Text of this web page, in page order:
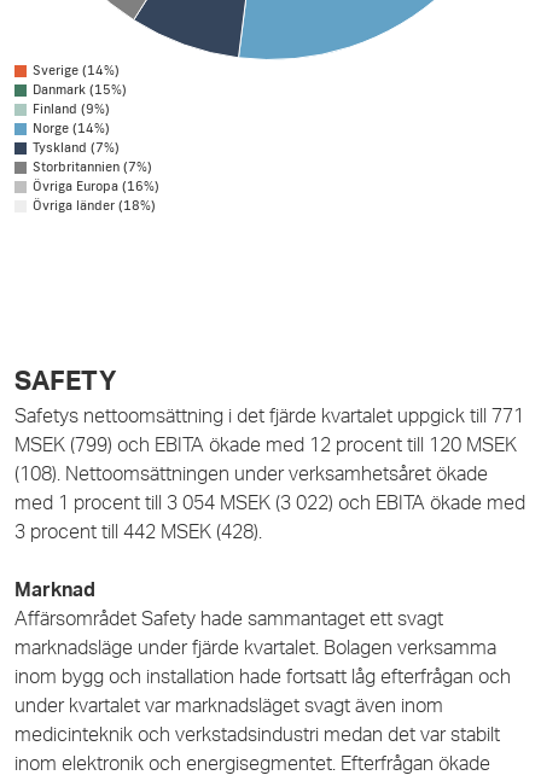
Sverige (14%)
Danmark (15%)
Finland (9%)
Norge (14%)
Tyskland (7%)
Storbritannien (7%)
Övriga Europa (16%)
Övriga länder (18%)
SAFETY
Safetys nettoomsättning i det fjärde kvartalet uppgick till 771
MSEK (799) och EBITA ökade med 12 procent till 120 MSEK
(108). Nettoomsättningen under verksamhetsåret ökade
med 1 procent till 3 054 MSEK (3 022) och EBITA ökade med
3 procent till 442 MSEK (428).
Marknad
Affärsområdet Safety hade sammantaget ett svagt
marknadsläge under fjärde kvartalet. Bolagen verksamma
inom bygg och installation hade fortsatt låg efterfrågan och
under kvartalet var marknadsläget svagt även inom
medicinteknik och verkstadsindustri medan det var stabilt
inom elektronik och energisegmentet. Efterfrågan ökade